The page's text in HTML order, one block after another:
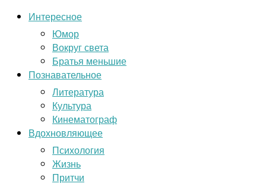
Интересное
Юмор
Вокруг света
Братья меньшие
Познавательное
Литература
Культура
Кинематограф
Вдохновляющее
Психология
Жизнь
Притчи